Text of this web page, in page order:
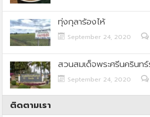
ทุ่งกุลาร้องไห้
September 24, 2020
สวนสมเด็จพระศรีนครินทร์
September 24, 2020
ติดตามเรา